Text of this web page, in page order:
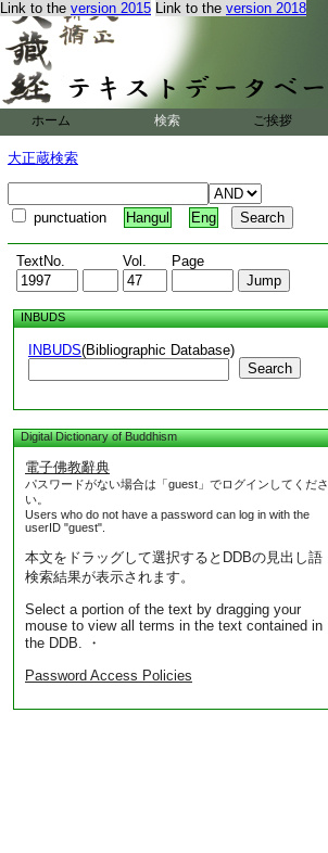
Link to the version 2015 Link to the version 2018
ホーム 検索 ご挨拶
大正蔵検索
punctuation Hangul Eng
TextNo. Vol. Page
INBUDS
INBUDS(Bibliographic Database)
Search
Digital Dictionary of Buddhism
電子佛教辭典
パスワードがない場合は「guest」でログインしてくださ
い。
Users who do not have a password can log in with the
userID "guest".
本文をドラッグして選択するとDDBの見出し語
検索結果が表示されます。
Select a portion of the text by dragging your
mouse to view all terms in the text contained in
the DDB. ・
Password Access Policies